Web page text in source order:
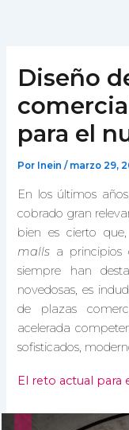
Diseño
para el
Por Inein/ marzo 29,
En los últimos
cobrado gran
bien es cierto
malls a principios
siempre han
novedosas, es
de plazas
acelerada
sofisticados,
El reto actual para